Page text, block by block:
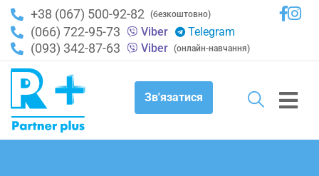
+38 (067) 500-92-82 (безкоштовно)
(066) 722-95-73 Viber Telegram
(093) 342-87-63 Viber (онлайн-навчання)
Зв'язатися